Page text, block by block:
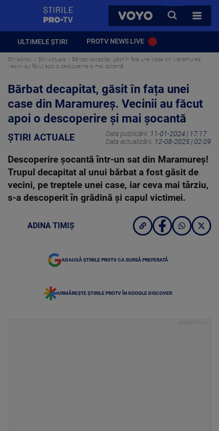
VOYO
CAUTA
TOATE
ULTIMELE ȘTIRI PROTV NEWS LIVE
Stirileprotv Știri Actuale
Bărbat decapitat, găsit în fața unei case din Maramureș.
Vecinii au făcut apoi o descoperire și mai șocantă
Bărbat decapitat, găsit în fața unei
case din Maramureș. Vecinii au făcut
apoi o descoperire și mai șocantă
ȘTIRI ACTUALE Data publicării: 11-01-2024 | 17:17
Data actualizării: 12-08-2025 | 02:09
Descoperire șocantă într-un sat din Maramureș!
Trupul decapitat al unui bărbat a fost găsit de
vecini, pe treptele unei case, iar ceva mai târziu,
s-a descoperit în grădină și capul victimei.
ADINA TIMIȘ
ADAUGĂ ȘTIRILE PROTV CA SURSĂ PREFERATĂ
URMĂREȘTE ȘTIRILE PROTV ÎN GOOGLE DISCOVER